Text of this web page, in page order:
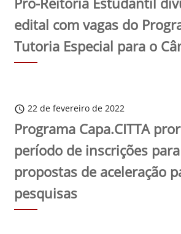
edital com vagas do
Tutoria Especial para o
schedule 22 de fevereiro de 2022
Programa Capa.CITTA
período de inscrições
propostas de aceleração
pesquisas